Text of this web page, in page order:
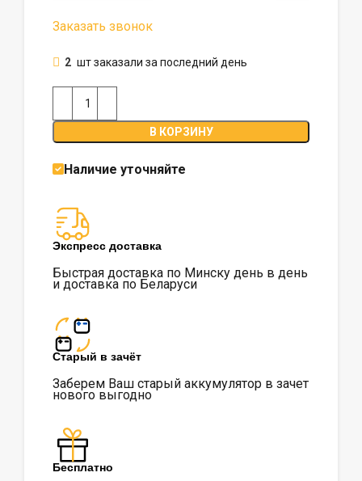
Заказать звонок
2 шт заказали за последний день
В КОРЗИНУ
Наличие уточняйте
Экспресс доставка
Быстрая доставка по Минску день в день
и доставка по Беларуси
Старый в зачёт
Заберем Ваш старый аккумулятор в зачет
нового выгодно
Бесплатно